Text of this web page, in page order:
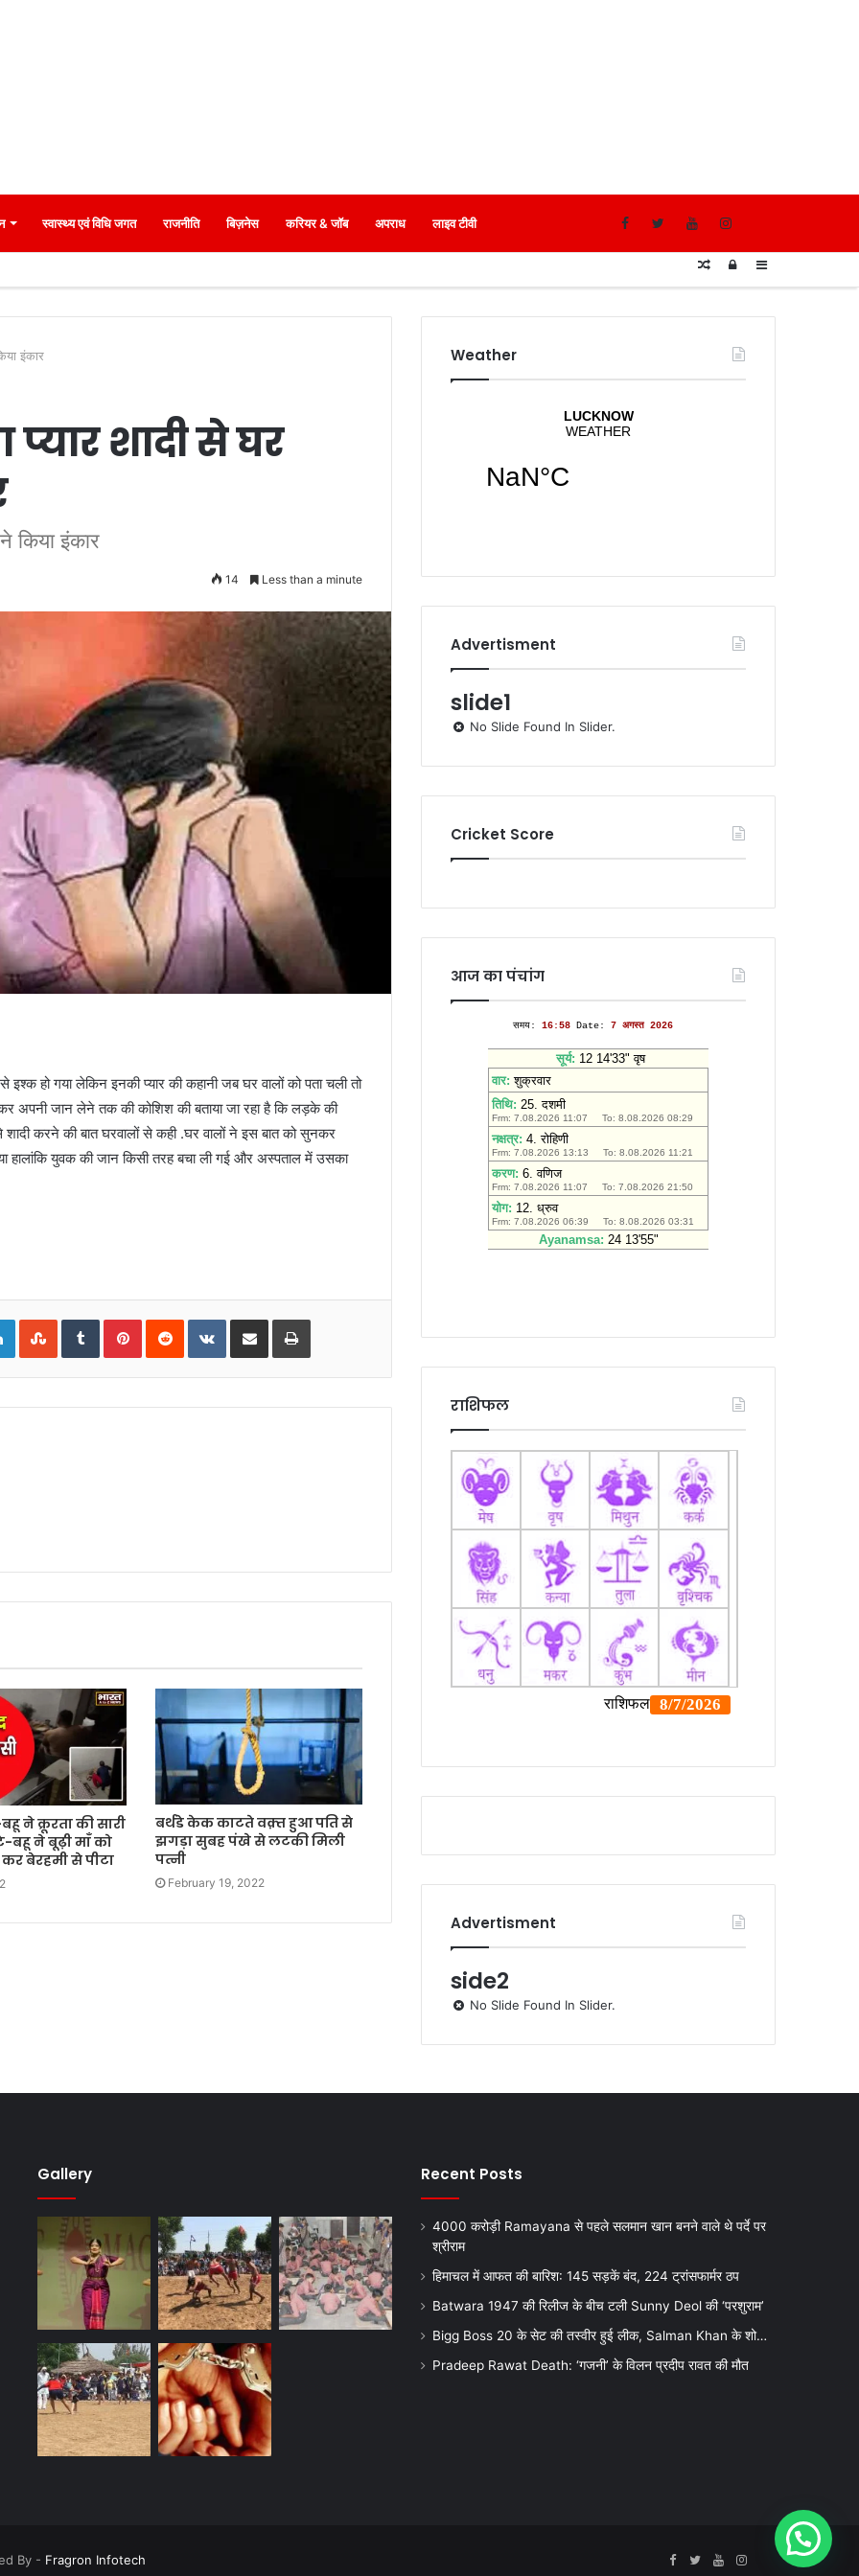
स्वास्थ्य एवं विधि जगत राजनीति बिज़नेस करियर & जॉब अपराध लाइव टीवी
Sidebar
Log
In
Random
Article
इंकार
शादी से घर
किया इंकार
14 Less than a minute
हो गया लेकिन इनकी प्यार की कहानी जब घर वालों को पता चली तो
अपनी जान लेने तक की कोशिश की बताया जा रहा है कि लड़के की
करने की बात घरवालों से कही .घर वालों ने इस बात को सुनकर
हालांकि युवक की जान किसी तरह बचा ली गई और अस्पताल में उसका
LinkedInStumbleUpon
TumblrPinterestReddit VKontakte
Share via Email Print
ने क्रूरता की सारी
बहू ने बूढ़ी माँ को
बेरहमी से पीटा
बर्थडे केक काटते वक़्त हुआ पति से
झगड़ा सुबह पंखे से लटकी मिली
पत्नी
February 19, 2022
Weather
Advertisment
slide1
No Slide Found In Slider.
Cricket Score
आज का पंचांग
राशिफल
Advertisment
side2
No Slide Found In Slider.
Gallery Recent Posts
4000 करोड़ी Ramayana से पहले सलमान खान बनने वाले थे पर्दे पर
श्रीराम
हिमाचल में आफत की बारिश: 145 सड़कें बंद, 224 ट्रांसफार्मर ठप
Batwara 1947 की रिलीज के बीच टली Sunny Deol की ‘परशुराम’
Bigg Boss 20 के सेट की तस्वीर हुई लीक, Salman Khan के शो…
Pradeep Rawat Death: ‘गजनी’ के विलन प्रदीप रावत की मौत
By - Fragron Infotech